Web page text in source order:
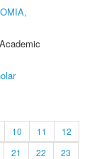
10 11
12
21 22
23